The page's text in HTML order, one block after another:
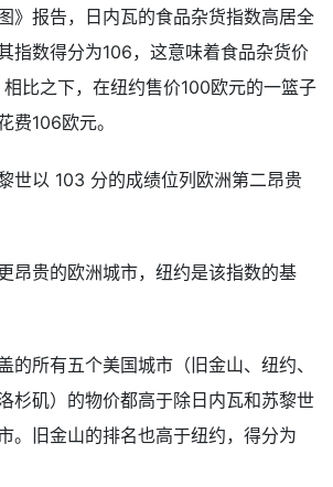
》报告，日内瓦的食品杂货指数高居全
指数得分为106，这意味着食品杂货价
比之下，在纽约售价100欧元的一篮子
费106欧元。
世以 103 分的成绩位列欧洲第二昂贵
昂贵的欧洲城市，纽约是该指数的基
的所有五个美国城市（旧金山、纽约、
杉矶）的物价都高于除日内瓦和苏黎世
。旧金山的排名也高于纽约，得分为